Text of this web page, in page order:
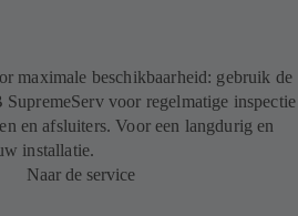
maximale beschikbaarheid: gebruik de
voor regelmatige
en afsluiters. Voor een langdurig en
installatie.
Naar de service